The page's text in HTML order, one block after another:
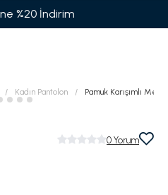
Kadın Pantolon Pamuk Karışımlı
0 Yorum